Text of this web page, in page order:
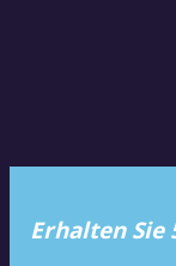
Erhalten Sie